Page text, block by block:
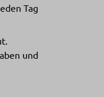
Tag
und